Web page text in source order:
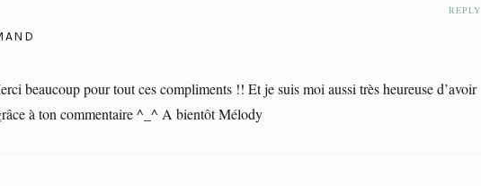
REPLY
beaucoup pour tout ces compliments !! Et je suis moi aussi très heureuse d’avoir
à ton commentaire ^_^ A bientôt Mélody